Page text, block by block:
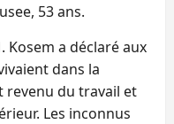
53 ans.
a déclaré aux
dans la
revenu du travail et
Les inconnus